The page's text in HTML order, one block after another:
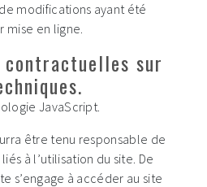
modifications ayant été
mise en ligne.
sur
JavaScript.
être tenu responsable de
à l’utilisation du site. De
s’engage à accéder au site